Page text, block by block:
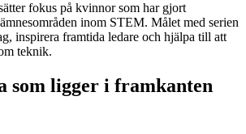
fokus på kvinnor som har gjort
inom STEM. Målet med serien
inspirera framtida ledare och hjälpa till att
teknik.
som ligger i framkanten